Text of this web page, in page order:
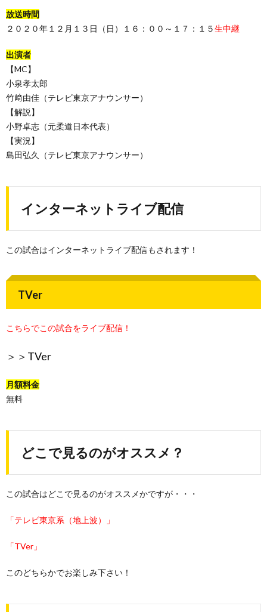
放送時間
２０２０年１２月１３日（日）１６：００～１７：１５生中継
出演者
【MC】
小泉孝太郎
竹﨑由佳（テレビ東京アナウンサー）
【解説】
小野卓志（元柔道日本代表）
【実況】
島田弘久（テレビ東京アナウンサー）
インターネットライブ配信
この試合はインターネットライブ配信もされます！
TVer
こちらでこの試合をライブ配信！
＞＞ TVer
月額料金
無料
どこで見るのがオススメ？
この試合はどこで見るのがオススメかですが・・・
「テレビ東京系（地上波）」
「TVer」
このどちらかでお楽しみ下さい！